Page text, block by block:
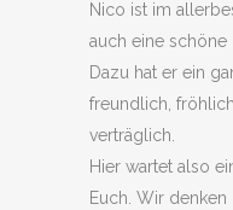
Nico ist im
auch eine schöne
Dazu hat er ein
freundlich,
verträglich.
Hier wartet also
Euch. Wir